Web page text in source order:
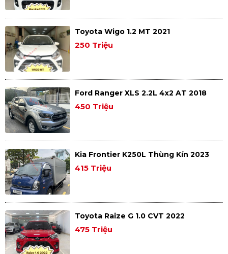
Toyota Wigo 1.2 MT 2021
250 Triệu
Ford Ranger XLS 2.2L 4x2 AT 2018
450 Triệu
Kia Frontier K250L Thùng Kín 2023
415 Triệu
Toyota Raize G 1.0 CVT 2022
475 Triệu